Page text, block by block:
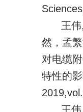
王
然，孟
对电缆
特性的
王